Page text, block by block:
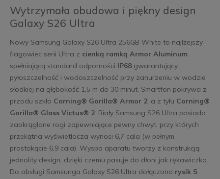
Wytrzymała obudowa i piękny design
Galaxy S26 Ultra
Nowy Samsung Galaxy S26 Ultra 256GB White to najlżejszy
flagowiec serii Ultra z cienką ramką Armor Aluminum
spełniającą standard odporności IP68gwarantujący
pyłoszczelność i wodoszczelność przy zanurzeniu w wodzie
słodkiej na głębokość 1,5 m do 30 minut. Smartfon pokrywa z
przodu szkło Corning® Gorilla® Armor 2, a z tyłu Corning®
Gorilla® Glass Victus® 2. Biały Samsung S26 Ultra posiada
zaokrąglone rogi zapewniające pewny chwyt, przy których
przekątna wyświetlacza wynosi 6,7 cala (w pełnym
prostokącie 6,9 cala). Wyspa aparatu tworzy z konstrukcją
jednolity design, dzięki czemu pasuje do dłoni jak rękawiczka.
Do obsługi Samsunga Galaxy S26 Ultra dołączono rysik S